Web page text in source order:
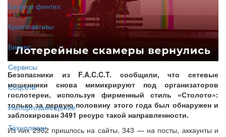
Банки и финтех
Криптоактивы
Бизнес
Сервисы
Соцсети
Импортозамещение
Технологии
Безопасники из F.A.C.C.T. сообщили, что сетевые
мошенники снова мимикрируют под организаторов
гослотереи, используя фирменный стиль «Столото»:
только за первую половину этого года был обнаружен и
заблокирован 3491 ресурс такой направленности.
Из них 2962 пришлось на сайты, 343 — на посты, аккаунты и